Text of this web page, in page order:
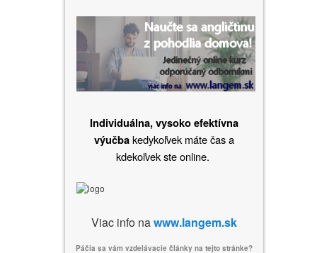
Individuálna, vysoko efektívna
výučbakedykoľvek máte čas a
kdekoľvek ste online.
Viac info nawww.langem.sk
Páčia sa vám vzdelávacie články na tejto stránke?